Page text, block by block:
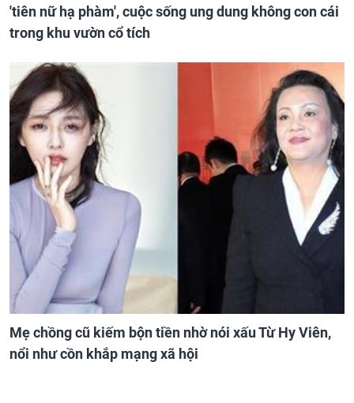
'tiên nữ hạ phàm', cuộc sống ung dung không con cái
trong khu vườn cổ tích
Mẹ chồng cũ kiếm bộn tiền nhờ nói xấu Từ Hy Viên,
nổi như cồn khắp mạng xã hội